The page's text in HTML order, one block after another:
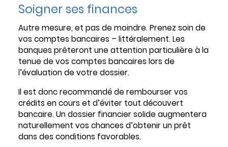
Soigner ses finances
Autre mesure, et pas de moindre. Prenez soin de
vos comptes bancaires – littéralement. Les
banques prêteront une attention particulière à la
tenue de vos comptes bancaires lors de
l’évaluation de votre dossier.
Il est donc recommandé de rembourser vos
crédits en cours et d’éviter tout découvert
bancaire. Un dossier financier solide augmentera
naturellement vos chances d’obtenir un prêt
dans des conditions favorables.